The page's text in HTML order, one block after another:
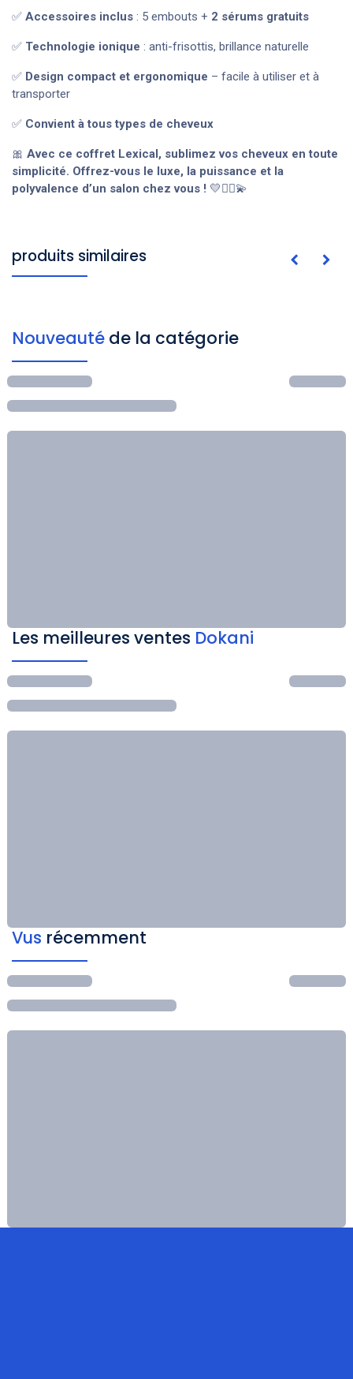
✅ Accessoires inclus : 5 embouts + 2 sérums gratuits
✅ Technologie ionique : anti-frisottis, brillance naturelle
✅ Design compact et ergonomique – facile à utiliser et à
transporter
✅ Convient à tous types de cheveux
🎀 Avec ce coffret Lexical, sublimez vos cheveux en toute
simplicité. Offrez-vous le luxe, la puissance et la
polyvalence d’un salon chez vous ! 💛💇‍♀️💫
produits similaires
Nouveauté de la catégorie
Les meilleures ventes Dokani
Vus récemment